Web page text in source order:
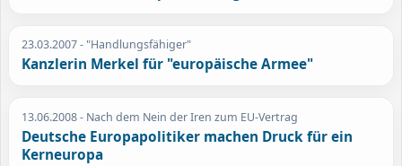
23.03.2007- "Handlungsfähiger"
Kanzlerin Merkel für "europäische Armee"
13.06.2008- Nach dem Nein der Iren zum EU-Vertrag
Deutsche Europapolitiker machen Druck für ein
Kerneuropa